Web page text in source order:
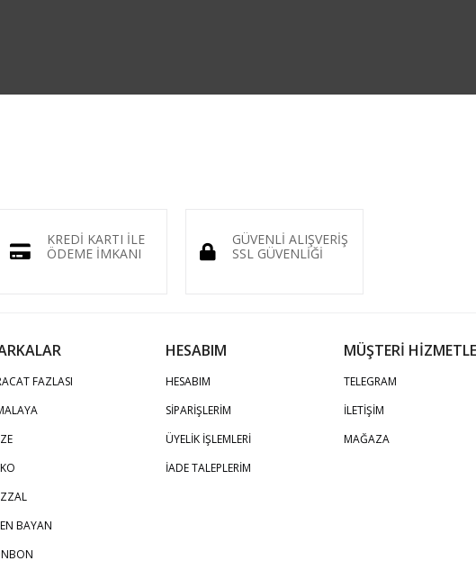
KREDİ KARTI İLE
ÖDEME İMKANI
GÜVENLİ ALIŞVERİŞ
SSL GÜVENLİĞİ
FAZLASI
BAYAN
HESABIM
HESABIM
SİPARİŞLERİM
ÜYELİK İŞLEMLERİ
İADE TALEPLERİM
MÜŞTERİ
TELEGRAM
İLETİŞİM
MAĞAZA